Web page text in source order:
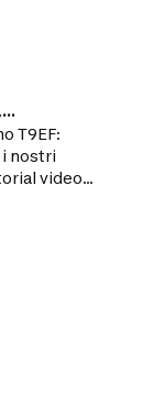
T9EF:
nostri
video